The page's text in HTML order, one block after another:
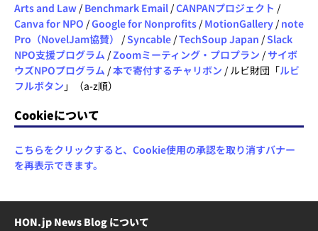
Arts and Law / Benchmark Email /CANPANプロジェクト /
Canva for NPO /Google for Nonprofits / MotionGallery / note
Pro（NovelJam協賛）
/Syncable /TechSoup Japan /Slack
NPO支援プログラム /Zoomミーティング・プロプラン /サイボ
ウズNPOプログラム /本で寄付するチャリボン / ルビ財団「ルビ
フルボタン 」（a-z順）
Cookieについて
こちらをクリックすると、Cookie使用の承認を取り消すバナー
を再表示できます。
HON.jp News Blog について